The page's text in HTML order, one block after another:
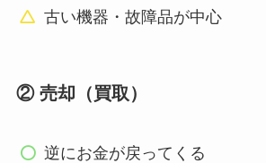
古い機器・故障品が中心
② 売却（買取）
逆にお金が戻ってくる